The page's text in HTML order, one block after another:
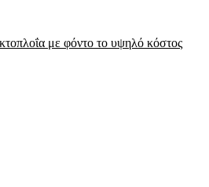
με φόντο το υψηλό κόστος